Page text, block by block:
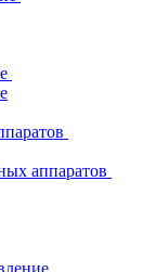
аппаратов